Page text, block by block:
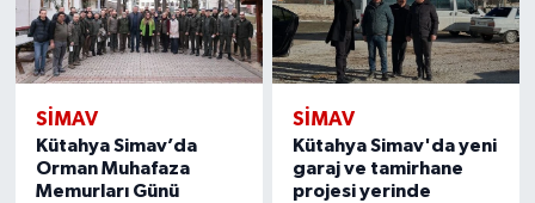
SIMAV
Kütahya Simav’da
Orman Muhafaza
Memurları Günü
SIMAV
Kütahya Simav'da yeni
garaj ve tamirhane
projesi yerinde